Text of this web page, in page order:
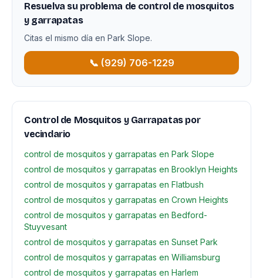
Resuelva su problema de control de mosquitos
y garrapatas
Citas el mismo día en Park Slope.
📞 (929) 706-1229
Control de Mosquitos y Garrapatas por
vecindario
control de mosquitos y garrapatas en Park Slope
control de mosquitos y garrapatas en Brooklyn Heights
control de mosquitos y garrapatas en Flatbush
control de mosquitos y garrapatas en Crown Heights
control de mosquitos y garrapatas en Bedford-
Stuyvesant
control de mosquitos y garrapatas en Sunset Park
control de mosquitos y garrapatas en Williamsburg
control de mosquitos y garrapatas en Harlem